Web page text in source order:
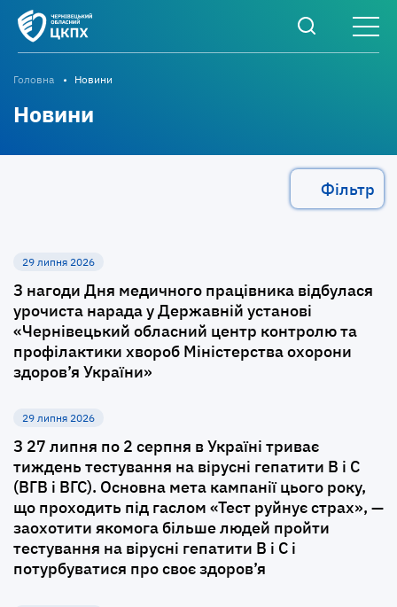
Головна Новини
Новини
Фільтр
29 липня 2026
З нагоди Дня медичного працівника відбулася
урочиста нарада у Державній установі
«Чернівецький обласний центр контролю та
профілактики хвороб Міністерства охорони
здоров’я України»
29 липня 2026
З 27 липня по 2 серпня в Україні триває
тиждень тестування на вірусні гепатити В і С
(ВГВ і ВГС). Основна мета кампанії цього року,
що проходить під гаслом «Тест руйнує страх», —
заохотити якомога більше людей пройти
тестування на вірусні гепатити В і С і
потурбуватися про своє здоров’я